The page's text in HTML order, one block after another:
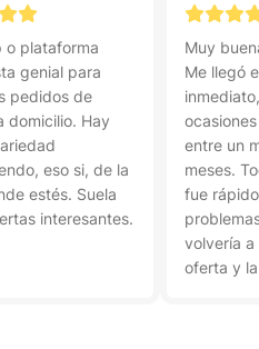
o plataforma
genial para
pedidos de
domicilio. Hay
eso si, de la
estés. Suela
interesantes.
Muy
Me llegó
entre un
meses.
fue
volvería a
oferta y